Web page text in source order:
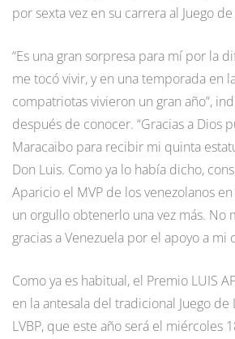
por sexta vez en su carrera al Juego
“Es una gran sorpresa para mí por la
me tocó vivir, y en una temporada en
compatriotas vivieron un gran año”,
después de conocer. “Gracias a Dios
Maracaibo para recibir mi quinta
Don Luis. Como ya lo había dicho,
Aparicio el MVP de los venezolanos
un orgullo obtenerlo una vez más. No
gracias a Venezuela por el apoyo a mi
Como ya es habitual, el Premio LUIS
en la antesala del tradicional Juego de
LVBP, que este año será el miércoles